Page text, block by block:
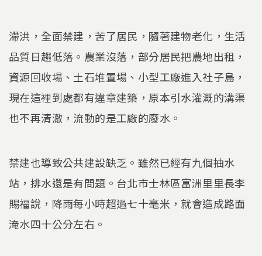
滯洪，全面禁建，苦了居民，隨著建物老化，生活
品質日趨低落。農業沒落，部分居民把農地出租，
資源回收場、土石堆置場、小型工廠進入社子島，
現在這裡到處都有違章建築，原本引水灌溉的溝渠
也不再清澈，流動的是工廠的廢水。
禁建也導致公共建設缺乏。雖然已經有九個抽水
站，排水還是有問題。台北市士林區富洲里里長李
賜福說，降雨每小時超過七十毫米，就會造成路面
淹水四十公分左右。